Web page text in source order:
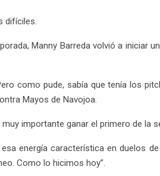
difíciles.
Manny Barreda volvió a iniciar
como pude, sabía que tenía los
Mayos de Navojoa.
importante ganar el primero de la
energía característica en duelos
Como lo hicimos hoy”.